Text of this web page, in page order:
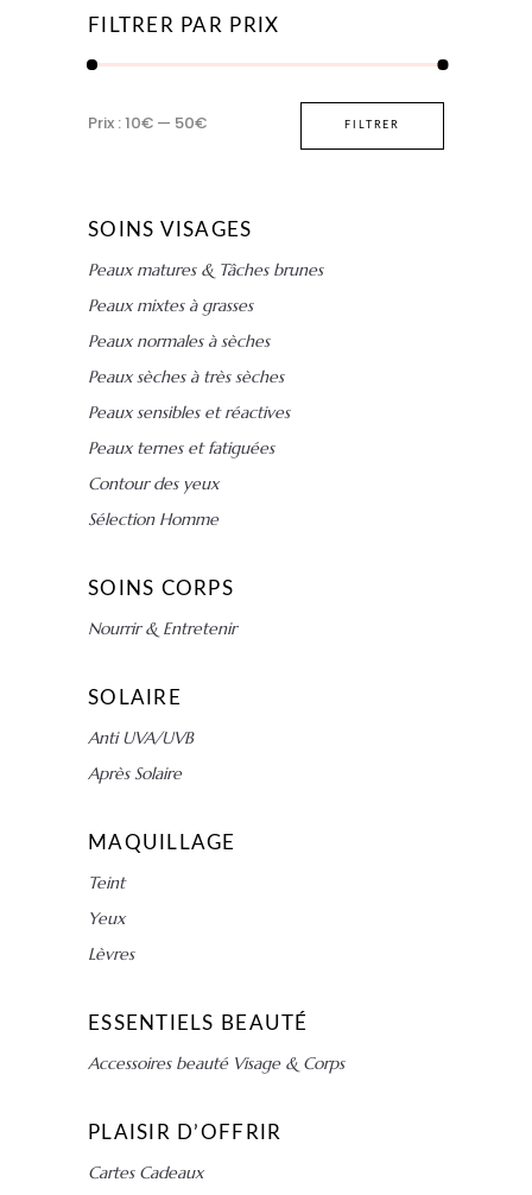
FILTRER PAR PRIX
Prix
Prix
FILTRER
Prix :10€ — 50€
SOINS VISAGES
Peaux matures & Tâches brunes
Peaux mixtes à grasses
Peaux normales à sèches
Peaux sèches à très sèches
Peaux sensibles et réactives
Peaux ternes et fatiguées
Contour des yeux
Sélection Homme
SOINS CORPS
Nourrir & Entretenir
SOLAIRE
Anti UVA/UVB
Après Solaire
MAQUILLAGE
Teint
Yeux
Lèvres
ESSENTIELS BEAUTÉ
Accessoires beauté Visage & Corps
PLAISIR D’OFFRIR
Cartes Cadeaux